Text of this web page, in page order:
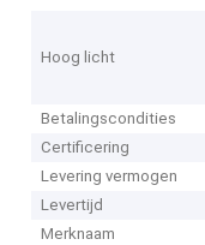
Hoog licht
Betalingscondities
Certificering
Levering vermogen
Levertijd
Merknaam